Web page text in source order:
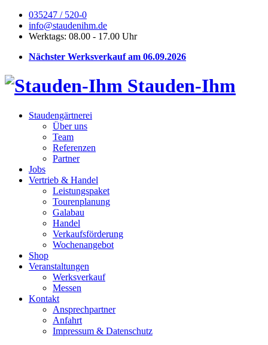
035247 / 520-0
info@staudenihm.de
Werktags: 08.00 - 17.00 Uhr
Nächster Werksverkauf am 06.09.2026
Stauden-Ihm
Staudengärtnerei
Über uns
Team
Referenzen
Partner
Jobs
Vertrieb & Handel
Leistungspaket
Tourenplanung
Galabau
Handel
Verkaufsförderung
Wochenangebot
Shop
Veranstaltungen
Werksverkauf
Messen
Kontakt
Ansprechpartner
Anfahrt
Impressum & Datenschutz